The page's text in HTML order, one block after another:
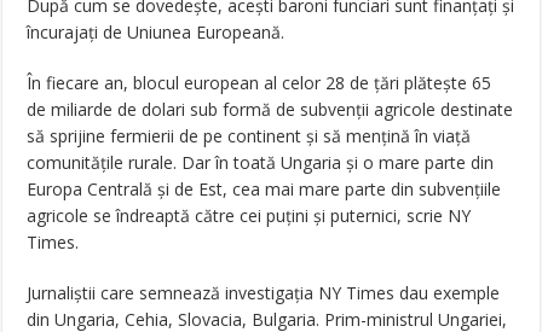
După cum se dovedește, acești baroni funciari sunt finanțați și
încurajați de Uniunea Europeană.
În fiecare an, blocul european al celor 28 de țări plătește 65
de miliarde de dolari sub formă de subvenții agricole destinate
să sprijine fermierii de pe continent și să mențină în viață
comunitățile rurale. Dar în toată Ungaria și o mare parte din
Europa Centrală și de Est, cea mai mare parte din subvențiile
agricole se îndreaptă către cei puțini și puternici, scrie NY
Times.
Jurnaliștii care semnează investigația NY Times dau exemple
din Ungaria, Cehia, Slovacia, Bulgaria. Prim-ministrul Ungariei,